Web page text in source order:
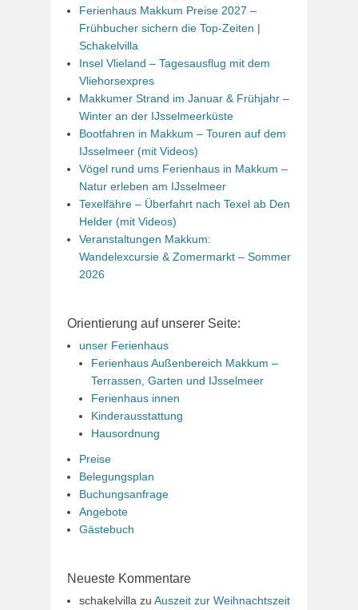
Ferienhaus Makkum Preise 2027 –
Frühbucher sichern die Top-Zeiten |
Schakelvilla
Insel Vlieland – Tagesausflug mit dem
Vliehorsexpres
Makkumer Strand im Januar & Frühjahr –
Winter an der IJsselmeerküste
Bootfahren in Makkum – Touren auf dem
IJsselmeer (mit Videos)
Vögel rund ums Ferienhaus in Makkum –
Natur erleben am IJsselmeer
Texelfähre – Überfahrt nach Texel ab Den
Helder (mit Videos)
Veranstaltungen Makkum:
Wandelexcursie & Zomermarkt – Sommer
2026
Orientierung auf unserer Seite:
unser Ferienhaus
Ferienhaus Außenbereich Makkum –
Terrassen, Garten und IJsselmeer
Ferienhaus innen
Kinderausstattung
Hausordnung
Preise
Belegungsplan
Buchungsanfrage
Angebote
Gästebuch
Neueste Kommentare
schakelvilla zu Auszeit zur Weihnachtszeit